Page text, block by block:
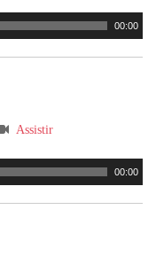
00:00
Assistir
00:00